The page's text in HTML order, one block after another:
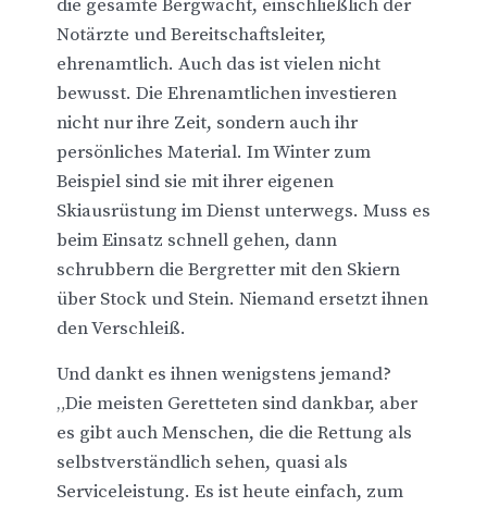
die gesamte Bergwacht, einschließlich der
Notärzte und Bereitschaftsleiter,
ehrenamtlich. Auch das ist vielen nicht
bewusst. Die Ehrenamtlichen investieren
nicht nur ihre Zeit, sondern auch ihr
persönliches Material. Im Winter zum
Beispiel sind sie mit ihrer eigenen
Skiausrüstung im Dienst unterwegs. Muss es
beim Einsatz schnell gehen, dann
schrubbern die Bergretter mit den Skiern
über Stock und Stein. Niemand ersetzt ihnen
den Verschleiß.
Und dankt es ihnen wenigstens jemand?
„Die meisten Geretteten sind dankbar, aber
es gibt auch Menschen, die die Rettung als
selbstverständlich sehen, quasi als
Serviceleistung. Es ist heute einfach, zum